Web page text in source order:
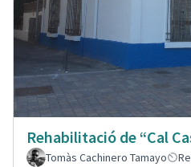
Rehabilitació de “Cal
Tomàs Cachinero Tamayo